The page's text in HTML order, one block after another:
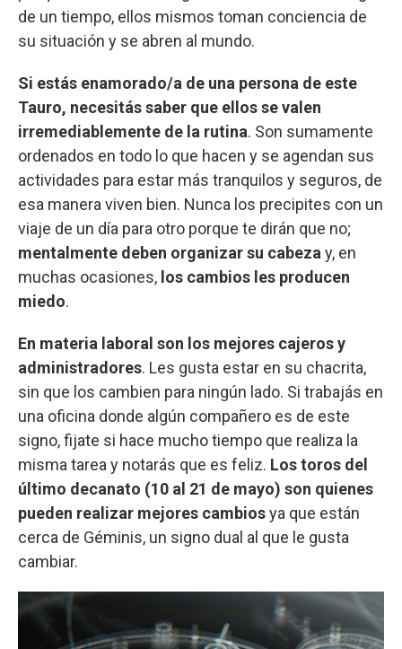
de un tiempo, ellos mismos toman conciencia de
su situación y se abren al mundo.
Si estás enamorado/a de una persona de este
Tauro, necesitás saber que ellos se valen
irremediablemente de la rutina. Son sumamente
ordenados en todo lo que hacen y se agendan sus
actividades para estar más tranquilos y seguros, de
esa manera viven bien. Nunca los precipites con un
viaje de un día para otro porque te dirán que no;
mentalmente deben organizar su cabeza y, en
muchas ocasiones, los cambios les producen
miedo.
En materia laboral son los mejores cajeros y
administradores. Les gusta estar en su chacrita,
sin que los cambien para ningún lado. Si trabajás en
una oficina donde algún compañero es de este
signo, fijate si hace mucho tiempo que realiza la
misma tarea y notarás que es feliz. Los toros del
último decanato (10 al 21 de mayo) son quienes
pueden realizar mejores cambiosya que están
cerca de Géminis, un signo dual al que le gusta
cambiar.